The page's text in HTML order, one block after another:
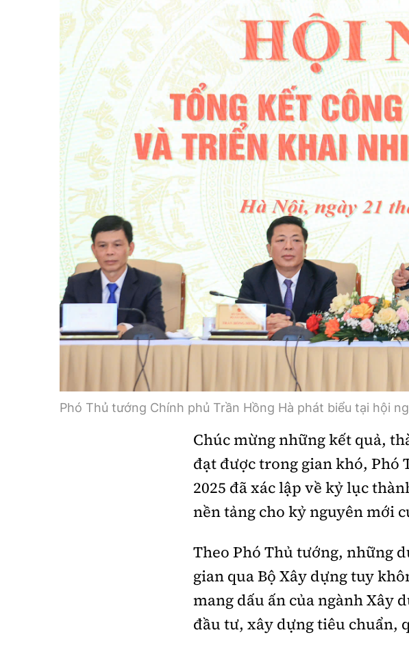
Y tế
Đời sống
Lao động - Công đoàn
Showbiz
Điện ảnh
Âm nhạc
Bình
Hậu
360
Thế giới
Thời sự Quốc tế
Hồ sơ tài liệu
Thế giới giao thông
Thế giới xây dựng
Đi ++
Du lịch
Khám phá
Lối sống
Ẩm thực
Video
Thời sự
Khám
Câu
Lăng
Giải trí
Phó Thủ tướng Chính phủ Trần Hồng Hà phát biểu tại hội
Chúc mừng những kết quả,
đạt được trong gian khó, Phó
2025 đã xác lập về kỷ lục
nền tảng cho kỷ nguyên mới
Theo Phó Thủ tướng, những
gian qua Bộ Xây dựng tuy
mang dấu ấn của ngành Xây
đầu tư, xây dựng tiêu chuẩn,